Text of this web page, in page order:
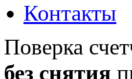
Контакты
Поверка
без снятия